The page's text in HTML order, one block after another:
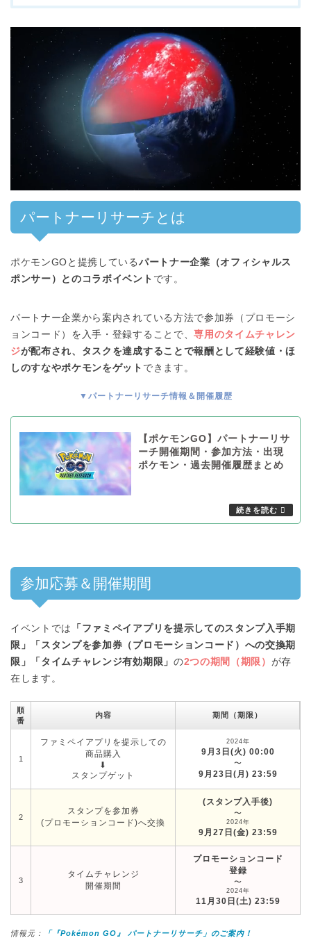
パートナーリサーチとは
ポケモンGOと提携している パートナー企業（オフィシャルス
ポンサー）とのコラボイベント です。
パートナー企業から案内されている方法で参加券（プロモーシ
ョンコード）を入手・登録することで、専用のタイムチャレン
ジが配布され、タスクを達成することで報酬として経験値・ほ
しのすなやポケモンをゲット できます。
▼パートナーリサーチ情報＆開催履歴
【ポケモンGO】パートナーリサ
ーチ開催期間・参加方法・出現
ポケモン・過去開催履歴まとめ
参加応募＆開催期間
イベントでは
「ファミペイアプリを提示してのスタンプ入手期
限」「スタンプを参加券（プロモーションコード）への交換期
限」「タイムチャレンジ有効期限」 の2つの期間（期限） が存
在します。
順
番
内容 期間（期限）
1
ファミペイアプリを提示しての
商品購入
⬇︎
スタンプゲット
2024年
9月3日(火) 00:00
〜
9月23日(月) 23:59
2
スタンプを参加券
(プロモーションコード)へ交換
(スタンプ入手後)
〜
2024年
9月27日(金) 23:59
3
タイムチャレンジ
開催期間
プロモーションコード
登録
〜
2024年
11月30日(土) 23:59
情報元： 「『Pokémon GO』 パートナーリサーチ」のご案内！